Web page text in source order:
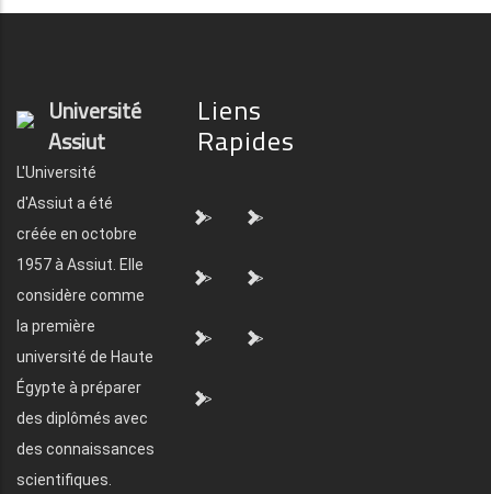
Université
Assiut
L'Université
d'Assiut a été
créée en octobre
1957 à Assiut. Elle
considère comme
la première
université de Haute
Égypte à préparer
des diplômés avec
des connaissances
scientifiques.
Liens
Rapides
"> ">
"> ">
"> ">
">